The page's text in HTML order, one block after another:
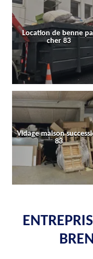
Location de benne
cher 83
Vidage maison
83